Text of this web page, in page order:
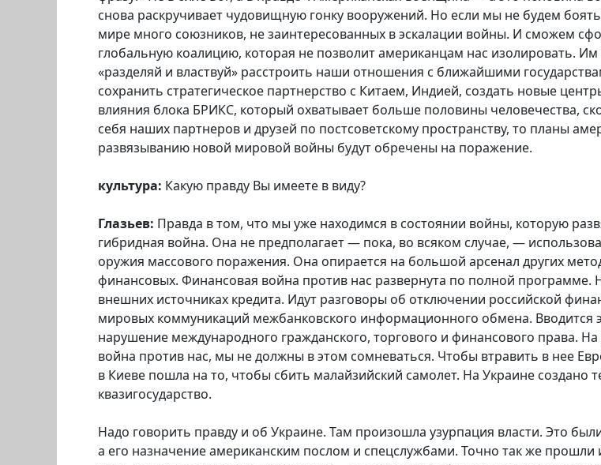
снова раскручивает чудовищную гонку вооружений. Но если мы не будем
мире много союзников, не заинтересованных в эскалации войны. И сможем
глобальную коалицию, которая не позволит американцам нас изолировать.
«разделяй и властвуй» расстроить наши отношения с ближайшими
сохранить стратегическое партнерство с Китаем, Индией, создать новые
влияния блока БРИКС, который охватывает больше половины человечества,
себя наших партнеров и друзей по постсоветскому пространству, то планы
развязыванию новой мировой войны будут обречены на поражение.
культура: Какую правду Вы имеете в виду?
Глазьев: Правда в том, что мы уже находимся в состоянии войны, которую
гибридная война. Она не предполагает — пока, во всяком случае, —
оружия массового поражения. Она опирается на большой арсенал других
финансовых. Финансовая война против нас развернута по полной программе.
внешних источниках кредита. Идут разговоры об отключении российской
мировых коммуникаций межбанковского информационного обмена. Вводится
нарушение международного гражданского, торгового и финансового права.
война против нас, мы не должны в этом сомневаться. Чтобы втравить в нее
в Киеве пошла на то, чтобы сбить малайзийский самолет. На Украине создано
квазигосударство.
Надо говорить правду и об Украине. Там произошла узурпация власти. Это
а его назначение американским послом и спецслужбами. Точно так же